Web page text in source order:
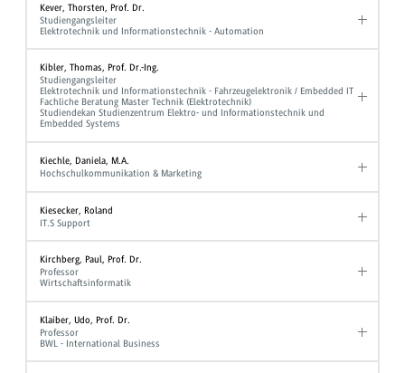
Kever, Thorsten, Prof. Dr.
Studiengangsleiter
Elektrotechnik und Informationstechnik - Automation
Kibler, Thomas, Prof. Dr.-Ing.
Studiengangsleiter
Elektrotechnik und Informationstechnik - Fahrzeugelektronik / Embedded IT
Fachliche Beratung Master Technik (Elektrotechnik)
Studiendekan Studienzentrum Elektro- und Informationstechnik und
Embedded Systems
Kiechle, Daniela, M.A.
Hochschulkommunikation & Marketing
Kiesecker, Roland
IT.S Support
Kirchberg, Paul, Prof. Dr.
Professor
Wirtschaftsinformatik
Klaiber, Udo, Prof. Dr.
Professor
BWL - International Business